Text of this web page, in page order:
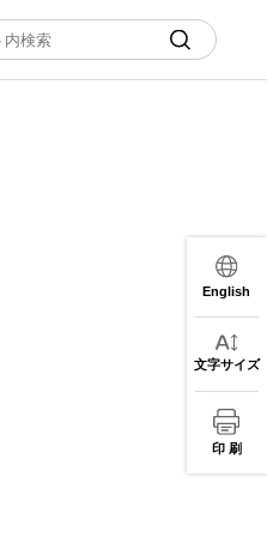
English
文字サイズ
印 刷